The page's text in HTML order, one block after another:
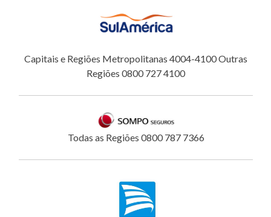
Capitais e Regiões Metropolitanas 4004-4100 Outras
Regiões 0800 727 4100
Todas as Regiões 0800 787 7366